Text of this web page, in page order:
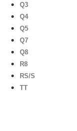
Q3
Q4
Q5
Q7
Q8
R8
RS/S
TT